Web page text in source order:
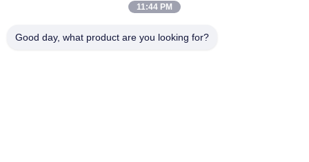
Tech που υποστηρίζει διάφορα βιομηχανικά πρότυπα και
11:44 PM
Good day, what product are you looking for?